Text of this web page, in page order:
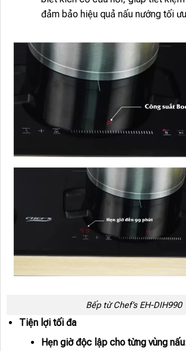
đảm bảo hiệu quả nấu nướng tối
Bếp từ Chef’s EH-DIH990
Tiện lợi tối đa
Hẹn giờ độc lập cho từng vùng nấu